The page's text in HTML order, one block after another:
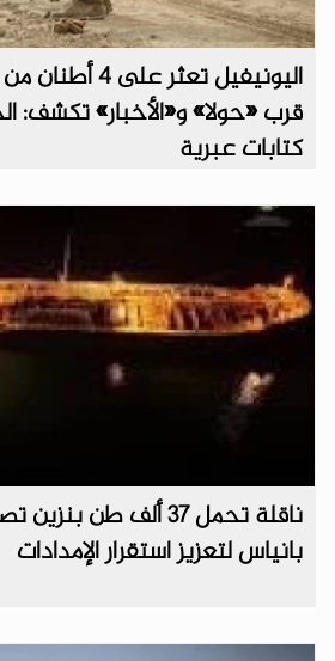
اليونيفيل تعثر
قرب «حولا» و«الأخبار» تكشف:
كتابات عبرية
ناقلة تحمل 37 ألف طن
بانياس لتعزيز استقرار الإمدادات